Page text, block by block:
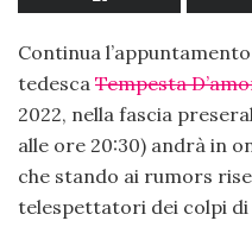
Continua
tedesca Tempesta
2022, nella fascia
alle ore 20:30) andrà in
che stando ai rumors
telespettatori dei colpi